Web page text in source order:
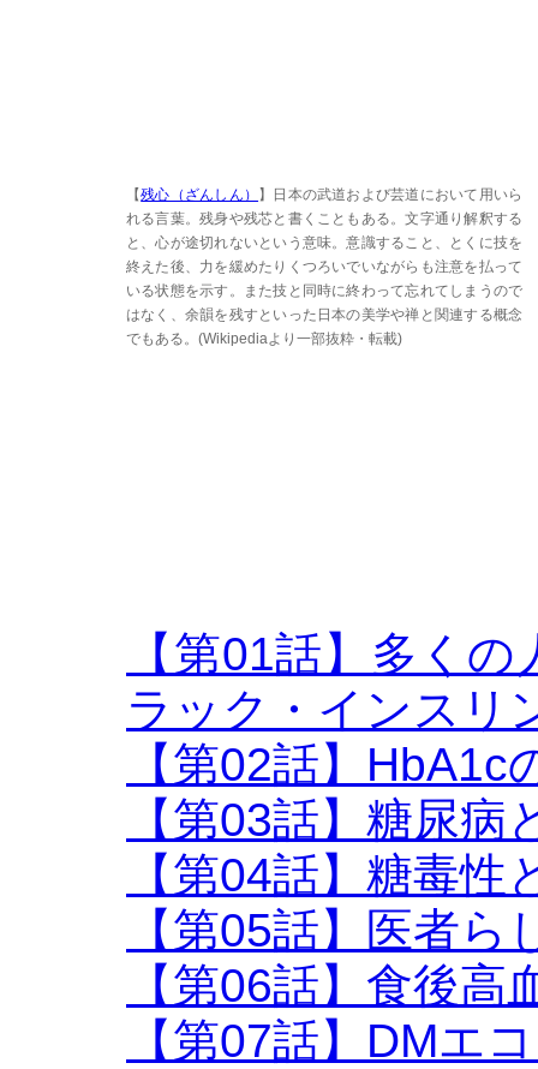
【残心（ざんしん）
】日本の武道および芸道において用いら
れる言葉。残身や残芯と書くこともある。文字通り解釈する
と、心が途切れないという意味。意識すること、とくに技を
終えた後、力を緩めたりくつろいでいながらも注意を払って
いる状態を示す。また技と同時に終わって忘れてしまうので
はなく、余韻を残すといった日本の美学や禅と関連する概念
でもある。(Wikipediaより一部抜粋・転載)
【第01話】多く
ラック・インスリ
【第02話】HbA1c
【第03話】糖尿病
【第04話】糖毒
【第05話】医者
【第06話】食後高
【第07話】DMエ